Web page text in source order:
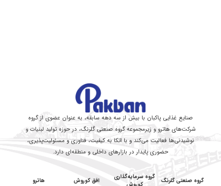
صنایع غذایی پاکبان با بیش از سه دهه سابقه، به عنوان عضوی از گروه
شرکت‌های هاترو و زیرمجموعه گروه صنعتی گلرنگ، در حوزه تولید لبنیات و
نوشیدنی‌ها فعالیت می‌کند و با اتکا به کیفیت، فناوری و مسئولیت‌پذیری،
حضوری پایدار در بازارهای داخلی و منطقه‌ای دارد.
گروه صنعتی گلرنگ
گروه سرمایه‌گذاری
افق کوروش هاترو